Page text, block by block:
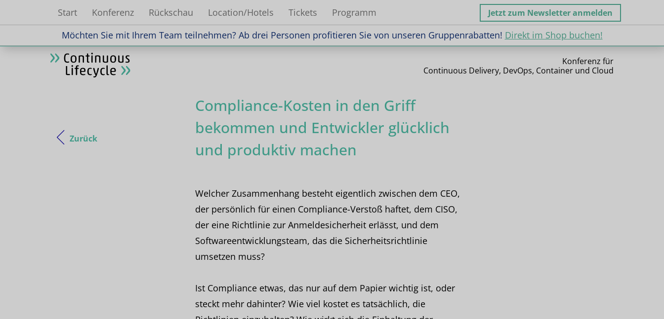
Start Konferenz Rückschau Location/Hotels Tickets Programm Jetzt zum Newsletter anmelden
Möchten Sie mit Ihrem Team teilnehmen? Ab drei Personen profitieren Sie von unseren Gruppenrabatten! Direkt im Shop buchen!
Möchten Sie mit Ihrem Team teilnehmen? Ab drei Personen profitieren Sie von unseren Gruppenrabatten! Direkt im Shop buchen!
Konferenz für
Continuous Delivery, DevOps, Container und Cloud
Zurück
Compliance-Kosten in den Griff
bekommen und Entwickler glücklich
und produktiv machen
Welcher Zusammenhang besteht eigentlich zwischen dem CEO,
der persönlich für einen Compliance-Verstoß haftet, dem CISO,
der eine Richtlinie zur Anmeldesicherheit erlässt, und dem
Softwareentwicklungsteam, das die Sicherheitsrichtlinie
umsetzen muss?
Ist Compliance etwas, das nur auf dem Papier wichtig ist, oder
steckt mehr dahinter? Wie viel kostet es tatsächlich, die